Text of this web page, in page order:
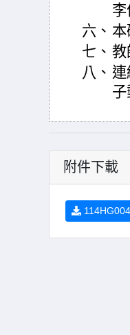
李
六、 本
七、 教
八、 連
子
附件下載